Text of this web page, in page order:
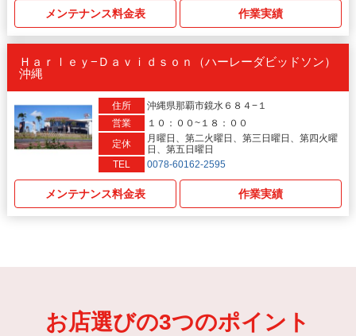
メンテナンス料金表 作業実績
Ｈａｒｌｅｙ−Ｄａｖｉｄｓｏｎ（ハーレーダビッドソン）
沖縄
住所
沖縄県那覇市鏡水６８４−１
営業
１０：００~１８：００
定休
月曜日、第二火曜日、第三日曜日、第四火曜
日、第五日曜日
TEL
0078-60162-2595
メンテナンス料金表 作業実績
お店選びの3つのポイント